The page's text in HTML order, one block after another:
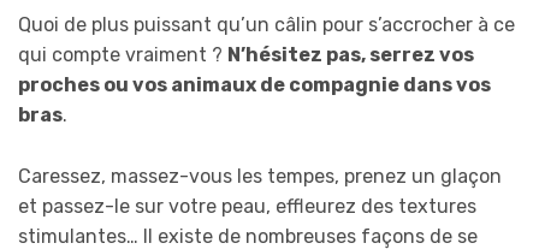
Quoi de plus puissant qu’un câlin pour s’accrocher à ce
qui compte vraiment ? N’hésitez pas, serrez vos
proches ou vos animaux de compagnie dans vos
bras.
Caressez, massez-vous les tempes, prenez un glaçon
et passez-le sur votre peau, effleurez des textures
stimulantes… Il existe de nombreuses façons de se